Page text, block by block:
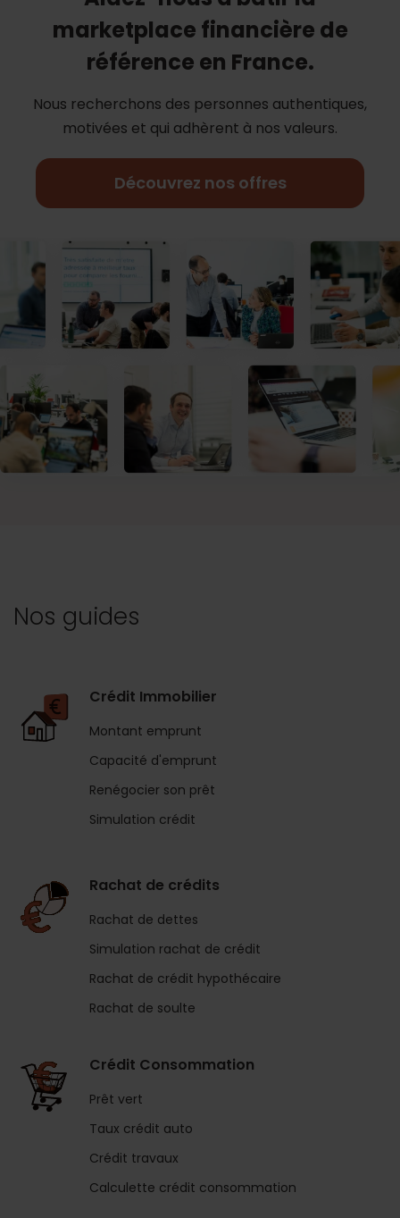
marketplace financière de
référence en France.
Nous recherchons des personnes authentiques,
motivées et qui adhèrent à nos valeurs.
Découvrez nos offres
Nos guides
Crédit Immobilier
Montant emprunt
Capacité d'emprunt
Renégocier son prêt
Simulation crédit
Rachat de crédits
Rachat de dettes
Simulation rachat de crédit
Rachat de crédit hypothécaire
Rachat de soulte
Crédit Consommation
Prêt vert
Taux crédit auto
Crédit travaux
Calculette crédit consommation